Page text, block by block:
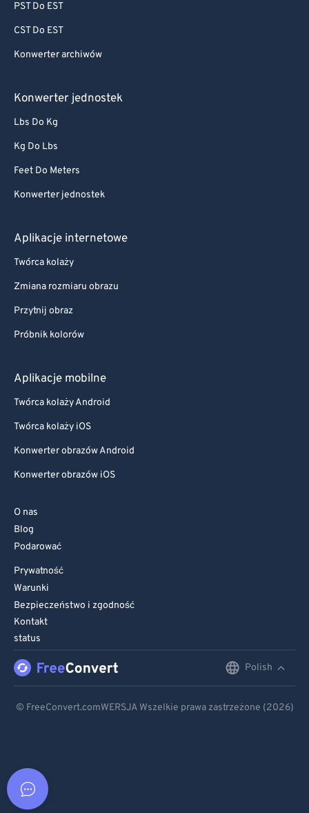
PST Do EST
CST Do EST
Konwerter archiwów
Konwerter jednostek
Lbs Do Kg
Kg Do Lbs
Feet Do Meters
Konwerter jednostek
Aplikacje internetowe
Twórca kolaży
Zmiana rozmiaru obrazu
Przytnij obraz
Próbnik kolorów
Aplikacje mobilne
Twórca kolaży Android
Twórca kolaży iOS
Konwerter obrazów Android
Konwerter obrazów iOS
O nas
Blog
Podarować
Prywatność
Warunki
Bezpieczeństwo i zgodność
Kontakt
status
Polish
© FreeConvert.comWERSJA Wszelkie prawa zastrzeżone (2026)